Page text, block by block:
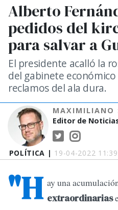
POLÍTICA | 19-04-2022 11:39
Alberto
pedidos del
para salvar a
El presidente acalló la
del gabinete
reclamos del ala dura.
MAXIMILIANO
Editor de
"H ay una
extraordinarias